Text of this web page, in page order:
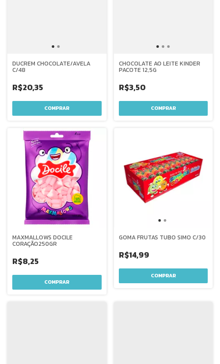
DUCREM CHOCOLATE/AVELA
C/48
R$20,35
CHOCOLATE AO LEITE KINDER
PACOTE 12,5G
R$3,50
MAXMALLOWS DOCILE
CORAÇÃO250GR
R$8,25
GOMA FRUTAS TUBO SIMO C/30
R$14,99